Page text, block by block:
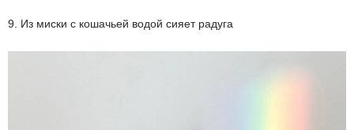
9. Из миски с кошачьей водой сияет радуга